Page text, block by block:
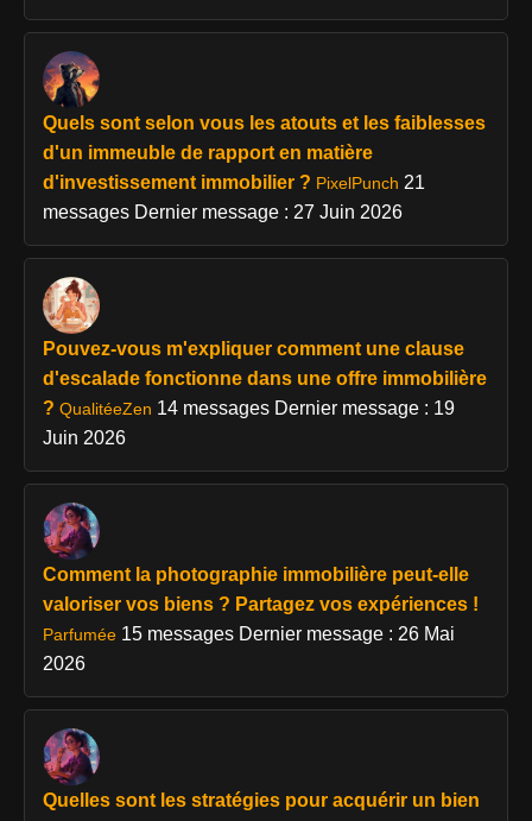
Quels sont selon vous les atouts et les faiblesses
d'un immeuble de rapport en matière
d'investissement immobilier ? PixelPunch 21
messages Dernier message : 27 Juin 2026
Pouvez-vous m'expliquer comment une clause
d'escalade fonctionne dans une offre immobilière
? QualitéeZen 14 messages Dernier message : 19
Juin 2026
Comment la photographie immobilière peut-elle
valoriser vos biens ? Partagez vos expériences !
Parfumée 15 messages Dernier message : 26 Mai
2026
Quelles sont les stratégies pour acquérir un bien